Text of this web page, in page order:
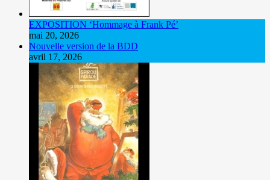
EXPOSITION ‘Hommage à Frank Pé’
mai 20, 2026
Nouvelle version de la BDD
avril 17, 2026